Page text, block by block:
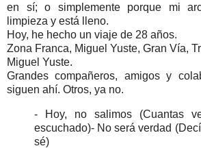
en sí; o simplemente porque mi
limpieza y está lleno.
Hoy, he hecho un viaje de 28 años.
Zona Franca, Miguel Yuste, Gran Vía,
Miguel Yuste.
Grandes compañeros, amigos y
siguen ahí. Otros, ya no.
- Hoy, no salimos (Cuantas
escuchado)- No será verdad
sé)